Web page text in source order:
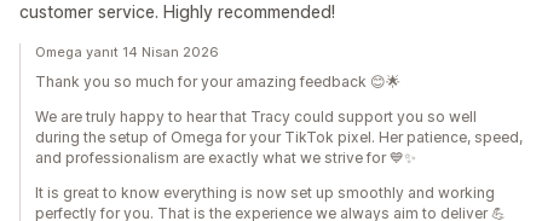
customer service. Highly recommended!
Omega yanıt 14 Nisan 2026
Thank you so much for your amazing feedback 😊🌟
We are truly happy to hear that Tracy could support you so well
during the setup of Omega for your TikTok pixel. Her patience, speed,
and professionalism are exactly what we strive for 💙✨
It is great to know everything is now set up smoothly and working
perfectly for you. That is the experience we always aim to deliver 💪